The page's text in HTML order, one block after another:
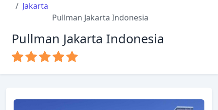
Jakarta
Pullman Jakarta Indonesia
Pullman Jakarta Indonesia